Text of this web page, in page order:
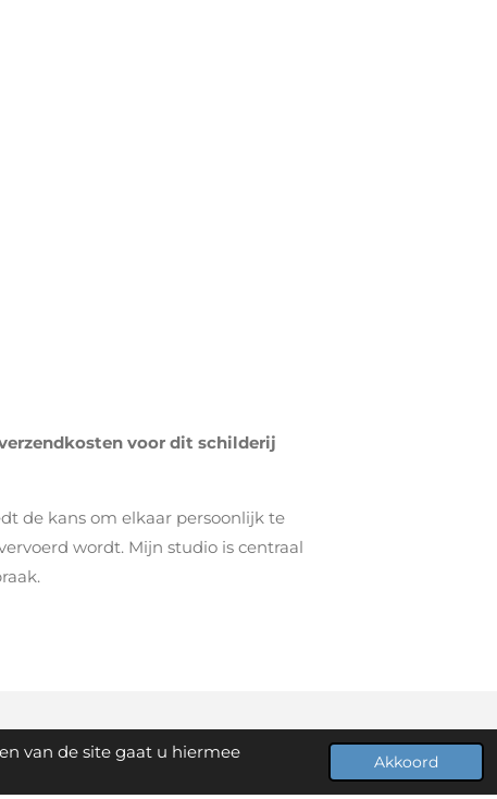
van de site gaat u hiermee
Akkoord
voor dit schilderij
de kans om elkaar persoonlijk te
wordt. Mijn studio is centraal
Powered by